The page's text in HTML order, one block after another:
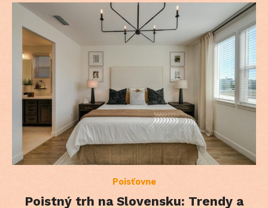
Poisťovne
Poistný trh na Slovensku: Trendy a